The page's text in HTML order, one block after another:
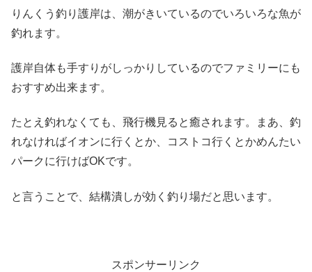
りんくう釣り護岸は、潮がきいているのでいろいろな魚が
釣れます。
護岸自体も手すりがしっかりしているのでファミリーにも
おすすめ出来ます。
たとえ釣れなくても、飛行機見ると癒されます。まあ、釣
れなければイオンに行くとか、コストコ行くとかめんたい
パークに行けばOKです。
と言うことで、結構潰しが効く釣り場だと思います。
スポンサーリンク